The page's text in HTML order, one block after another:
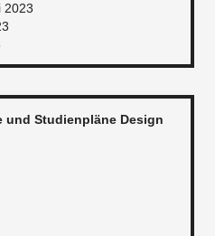
2023
und Studienpläne Design